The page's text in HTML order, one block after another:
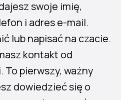
swoje imię,
i adres e-mail.
lub napisać na czacie.
kontakt od
pierwszy, ważny
dowiedzieć się o